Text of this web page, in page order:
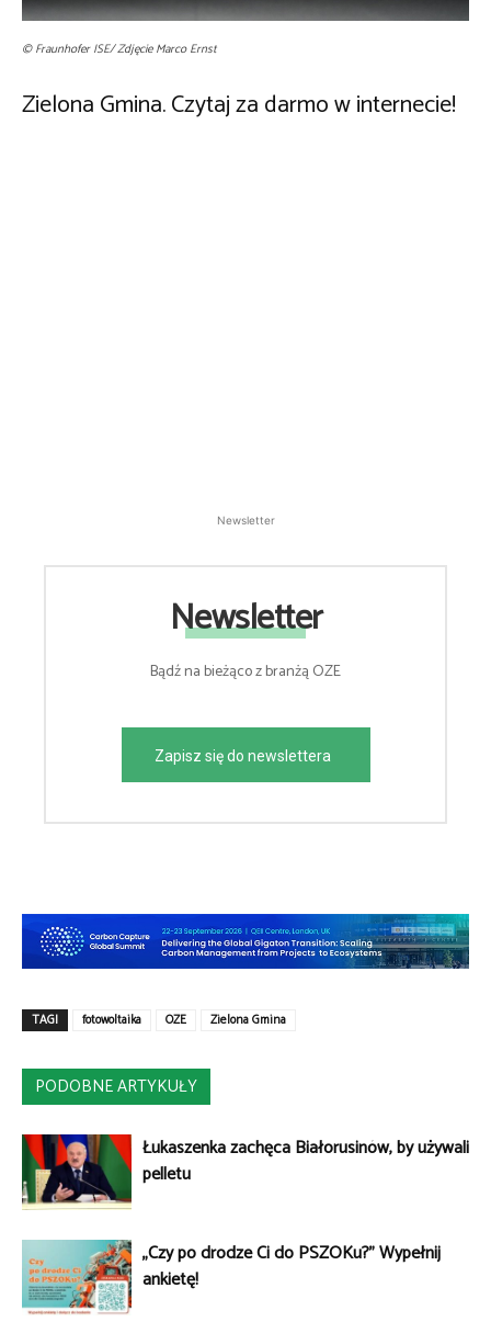
© Fraunhofer ISE/ Zdjęcie Marco Ernst
Zielona Gmina. Czytaj za darmo w internecie!
Newsletter
Newsletter
Bądź na bieżąco z branżą OZE
Zapisz się do newslettera
TAGI fotowoltaika OZE Zielona Gmina
PODOBNE ARTYKUŁY
Łukaszenka zachęca Białorusinów, by używali
pelletu
„Czy po drodze Ci do PSZOKu?” Wypełnij
ankietę!